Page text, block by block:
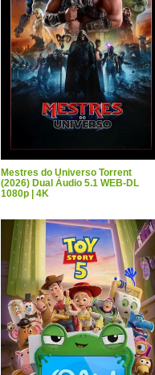
Mestres do Universo Torrent
(2026) Dual Áudio 5.1 WEB-DL
1080p | 4K